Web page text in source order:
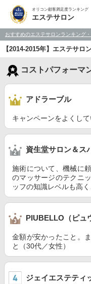
オリコン顧客満足度ランキング
エステサロン
おすすめのエステサロンランキング
【2014-2015年】エステサ
コストパフォーマ
アドラーブル
キャンペーンをよくして
資生堂サロン＆ス
施術について、機械に
のマッサージのテクニ
ッフの知識レベルも高
PIUBELLO（ピュ
金額が安かったこと。
と（30代／女性）
ジェイエステティ